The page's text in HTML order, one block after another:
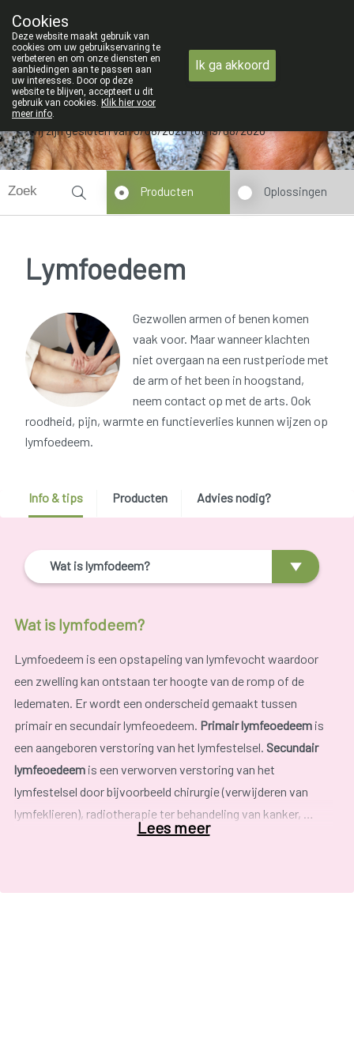
09 228 32 36
Wij zijn gesloten van 3/08/2026 tot 19/08/2026
Producten Oplossingen
Lymfoedeem
Gezwollen armen of benen komen
vaak voor. Maar wanneer klachten
niet overgaan na een rustperiode met
de arm of het been in hoogstand,
neem contact op met de arts. Ook
roodheid, pijn, warmte en functieverlies kunnen wijzen op
lymfoedeem.
Info & tips Producten Advies nodig?
Wat is lymfodeem?
Wat is lymfodeem?
Lymfoedeem is een opstapeling van lymfevocht waardoor
een zwelling kan ontstaan ter hoogte van de romp of de
ledematen. Er wordt een onderscheid gemaakt tussen
primair en secundair lymfeoedeem. Primair lymfeoedeemis
een aangeboren verstoring van het lymfestelsel. Secundair
lymfeoedeemis een verworven verstoring van het
lymfestelsel door bijvoorbeeld chirurgie (verwijderen van
lymfeklieren), radiotherapie ter behandeling van kanker, …
De afvalstoffen en het overtollige vocht in de weefsels
Lees meer
Cookies
Deze website maakt gebruik van
cookies om uw gebruikservaring te
verbeteren en om onze diensten en
aanbiedingen aan te passen aan
uw interesses. Door op deze
website te blijven, accepteert u dit
gebruik van cookies. Klik hier voor
meer info.
Ik ga akkoord